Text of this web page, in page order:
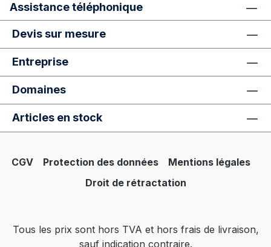
Assistance téléphonique
Devis sur mesure
Entreprise
Domaines
Articles en stock
CGV Protection des données
Mentions légales
Droit de rétractation
Tous les prix sont hors TVA et hors frais de livraison,
sauf indication contraire.